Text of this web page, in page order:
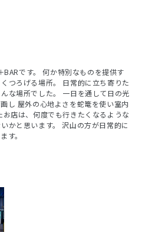
BARです。 何か特別なものを提供す
つろげる場所。 日常的に立ち寄りた
な場所でした。 一日を通して日の光
し 屋外の心地よさを蛇篭を使い室内
店は、何度でも行きたくなるような
かと思います。 沢山の方が日常的に
す。